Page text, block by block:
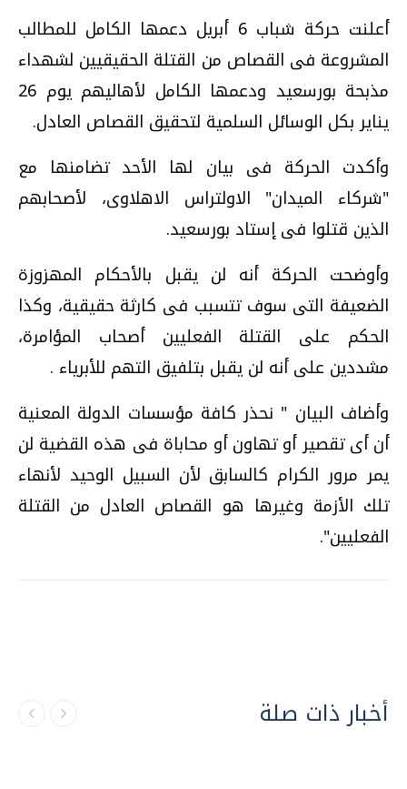
أعلنت حركة شباب 6 أبريل دعمها الكامل للمطالب
المشروعة فى القصاص من القتلة الحقيقيين لشهداء
مذبحة بورسعيد ودعمها الكامل لأهاليهم يوم 26
يناير بكل الوسائل السلمية لتحقيق القصاص العادل.
وأكدت الحركة فى بيان لها الأحد تضامنها مع
"شركاء الميدان" الاولتراس الاهلاوى، لأصحابهم
الذين قتلوا فى إستاد بورسعيد.
وأوضحت الحركة أنه لن يقبل بالأحكام المهزوزة
الضعيفة التى سوف تتسبب فى كارثة حقيقية، وكذا
الحكم على القتلة الفعليين أصحاب المؤامرة،
مشددين على أنه لن يقبل بتلفيق التهم للأبرياء .
وأضاف البيان " نحذر كافة مؤسسات الدولة المعنية
أن أى تقصير أو تهاون أو محاباة فى هذه القضية لن
يمر مرور الكرام كالسابق لأن السبيل الوحيد لأنهاء
تلك الأزمة وغيرها هو القصاص العادل من القتلة
الفعليين".
أخبار ذات صلة